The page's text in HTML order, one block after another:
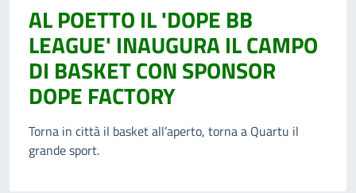
AL POETTO IL 'DOPE BB
LEAGUE' INAUGURA IL CAMPO
DI BASKET CON SPONSOR
DOPE FACTORY
Torna in città il basket all’aperto, torna a Quartu il
grande sport.